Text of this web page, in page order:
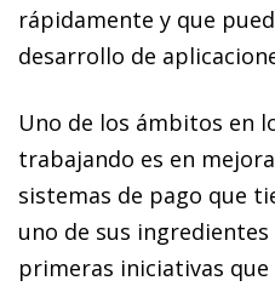
rápidamente y que
desarrollo de
Uno de los ámbitos en
trabajando es en
sistemas de pago que
uno de sus
primeras iniciativas